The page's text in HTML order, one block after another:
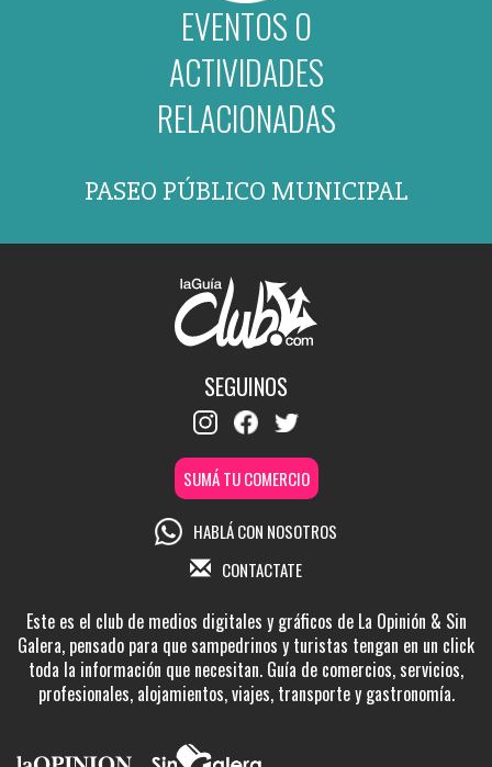
EVENTOS O
ACTIVIDADES
RELACIONADAS
PASEO PÚBLICO MUNICIPAL
SEGUINOS
SUMÁ TU COMERCIO
HABLÁ CON NOSOTROS
CONTACTATE
Este es el club de medios digitales y gráficos de La Opinión & Sin
Galera, pensado para que sampedrinos y turistas tengan en un click
toda la información que necesitan. Guía de comercios, servicios,
profesionales, alojamientos, viajes, transporte y gastronomía.